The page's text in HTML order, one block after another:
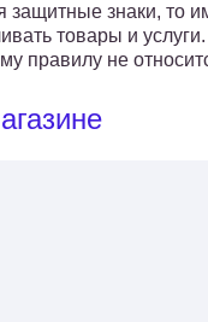
защитные знаки, то
товары и
правилу не